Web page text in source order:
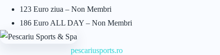
123 Euro ziua – Non Membri
186 Euro ALL DAY – Non Membri
pescariusports.ro